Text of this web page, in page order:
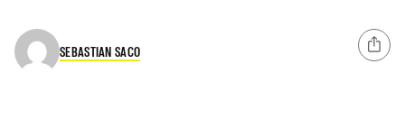
SEBASTIAN SACO